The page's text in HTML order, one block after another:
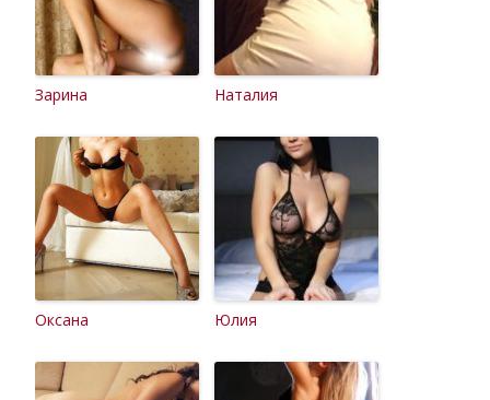
Зарина Наталия
Оксана Юлия